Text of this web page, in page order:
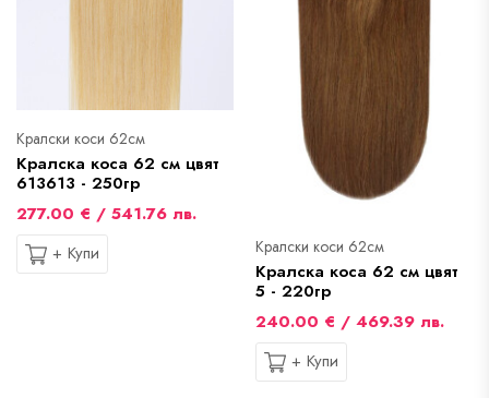
Кралски коси 62см
Кралска коса 62 см цвят
613613 - 250гр
277.00 € / 541.76 лв.
+ Купи
Кралски коси 62см
Кралска коса 62 см цвят
5 - 220гр
240.00 € / 469.39 лв.
+ Купи